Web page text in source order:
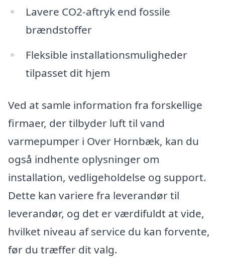
Lavere CO2-aftryk end fossile
brændstoffer
Fleksible installationsmuligheder
tilpasset dit hjem
Ved at samle information fra forskellige
firmaer, der tilbyder luft til vand
varmepumper i Over Hornbæk, kan du
også indhente oplysninger om
installation, vedligeholdelse og support.
Dette kan variere fra leverandør til
leverandør, og det er værdifuldt at vide,
hvilket niveau af service du kan forvente,
før du træffer dit valg.